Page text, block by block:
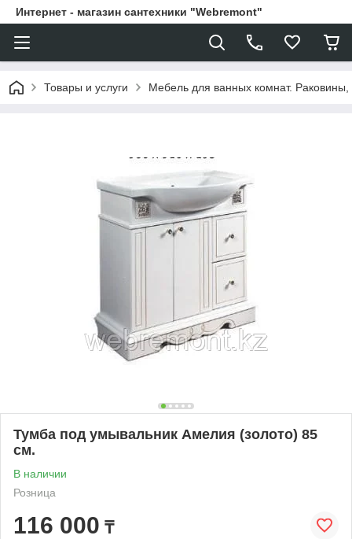
Интернет - магазин сантехники "Webremont"
Товары и услуги Мебель для ванных комнат.
Тумба под умывальник Амелия (золото) 85
см.
В наличии
Розница
116 000 ₸